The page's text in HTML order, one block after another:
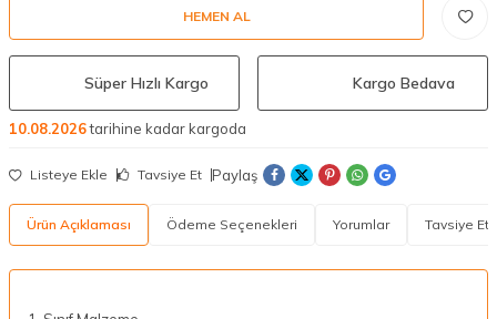
HEMEN AL
Süper Hızlı Kargo Kargo Bedava
10.08.2026tarihine kadar kargoda
Listeye Ekle Tavsiye Et Paylaş
Ürün Açıklaması Ödeme Seçenekleri Yorumlar Tavsiye Et